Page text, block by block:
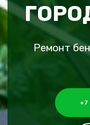
Ремонт
+7